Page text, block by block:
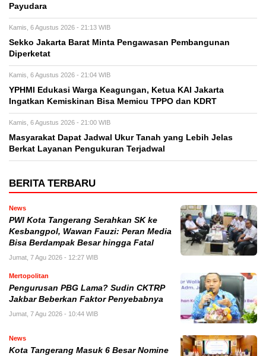
Payudara
Kamis, 6 Agustus 2026 - 21:13 WIB
Sekko Jakarta Barat Minta Pengawasan Pembangunan
Diperketat
Kamis, 6 Agustus 2026 - 21:04 WIB
YPHMI Edukasi Warga Keagungan, Ketua KAI Jakarta
Ingatkan Kemiskinan Bisa Memicu TPPO dan KDRT
Kamis, 6 Agustus 2026 - 21:00 WIB
Masyarakat Dapat Jadwal Ukur Tanah yang Lebih Jelas
Berkat Layanan Pengukuran Terjadwal
BERITA TERBARU
News
PWI Kota Tangerang Serahkan SK ke
Kesbangpol, Wawan Fauzi: Peran Media
Bisa Berdampak Besar hingga Fatal
Jumat, 7 Agu 2026 - 12:27 WIB
Mertopolitan
Pengurusan PBG Lama? Sudin CKTRP
Jakbar Beberkan Faktor Penyebabnya
Jumat, 7 Agu 2026 - 10:44 WIB
News
Kota Tangerang Masuk 6 Besar Nomine